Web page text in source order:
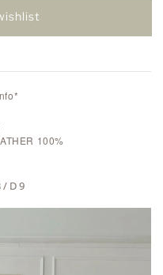
100%
/ D 9